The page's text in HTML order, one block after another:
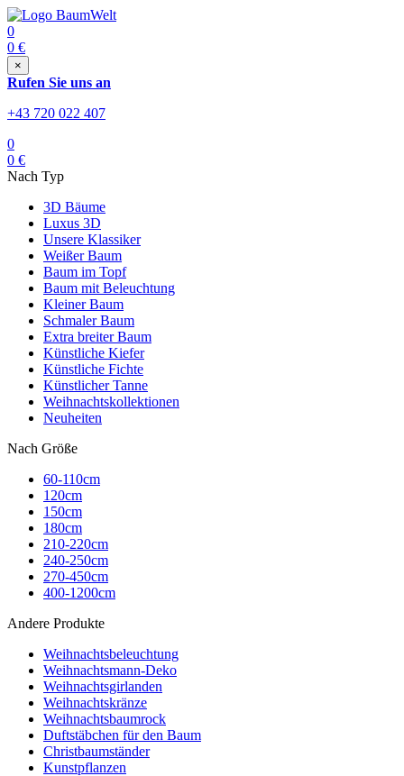
0
0 €
×
Rufen Sie uns an
+43 720 022 407
0
0 €
Nach Typ
3D Bäume
Luxus 3D
Unsere Klassiker
Weißer Baum
Baum im Topf
Baum mit Beleuchtung
Kleiner Baum
Schmaler Baum
Extra breiter Baum
Künstliche Kiefer
Künstliche Fichte
Künstlicher Tanne
Weihnachtskollektionen
Neuheiten
Nach Größe
60-110cm
120cm
150cm
180cm
210-220cm
240-250cm
270-450cm
400-1200cm
Andere Produkte
Weihnachtsbeleuchtung
Weihnachtsmann-Deko
Weihnachtsgirlanden
Weihnachtskränze
Weihnachtsbaumrock
Duftstäbchen für den Baum
Christbaumständer
Kunstpflanzen